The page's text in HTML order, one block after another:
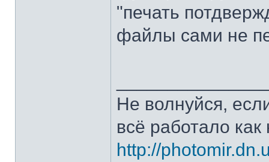
"печать
файлы сами не
Не волнуйся,
всё работало
http://